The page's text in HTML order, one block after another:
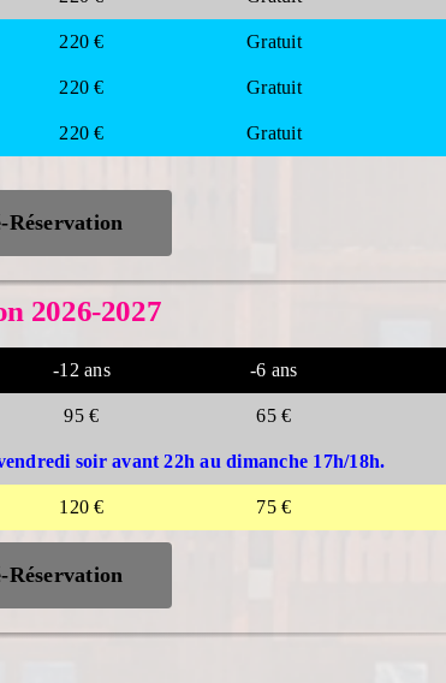
220 € Gratuit
220 € Gratuit
220 € Gratuit
Réservation
2026-2027
-12 ans -6 ans
95 € 65 €
soir avant 22h au dimanche 17h/18h.
120 € 75 €
Réservation